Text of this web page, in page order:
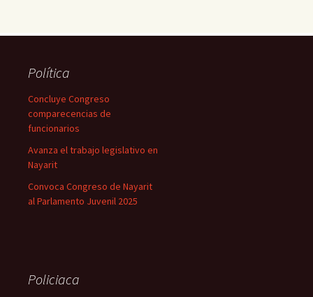
Política
Concluye Congreso
comparecencias de
funcionarios
Avanza el trabajo legislativo en
Nayarit
Convoca Congreso de Nayarit
al Parlamento Juvenil 2025
Policiaca